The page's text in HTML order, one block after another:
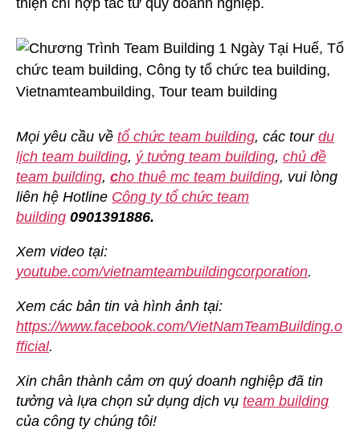
Mọi yêu cầu về tổ chức team building, các tour du
lịch team building, ý tưởng team building, chủ đề
team building, cho thuê mc team building, vui lòng
liên hệ Hotline Công ty tổ chức team
building 0901391886.
Xem video tại:
youtube.com/vietnamteambuildingcorporation.
Xem các bản tin và hình ảnh tại:
https://www.facebook.com/VietNamTeamBuilding.o
fficial.
Xin chân thành cảm ơn quý doanh nghiệp đã tin
tưởng và lựa chọn sử dụng dịch vụ team building
của công ty chúng tôi!